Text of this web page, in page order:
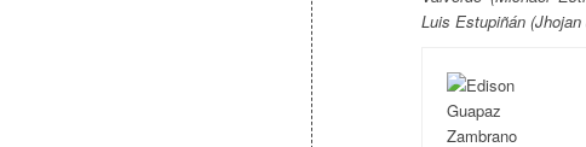
Luis Estupiñán (Jhojan